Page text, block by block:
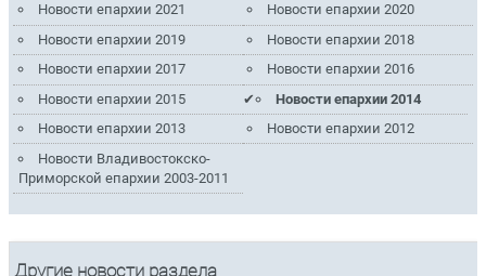
Новости епархии 2021
Новости епархии 2020
Новости епархии 2019
Новости епархии 2018
Новости епархии 2017
Новости епархии 2016
Новости епархии 2015
Новости епархии 2014
Новости епархии 2013
Новости епархии 2012
Новости Владивостокско-
Приморской епархии 2003-2011
Другие новости раздела